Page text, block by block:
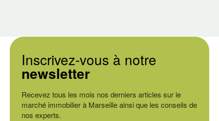
Inscrivez-vous à notre
newsletter
Recevez tous les mois nos derniers articles sur le
marché immobilier à Marseille ainsi que les conseils de
nos experts.